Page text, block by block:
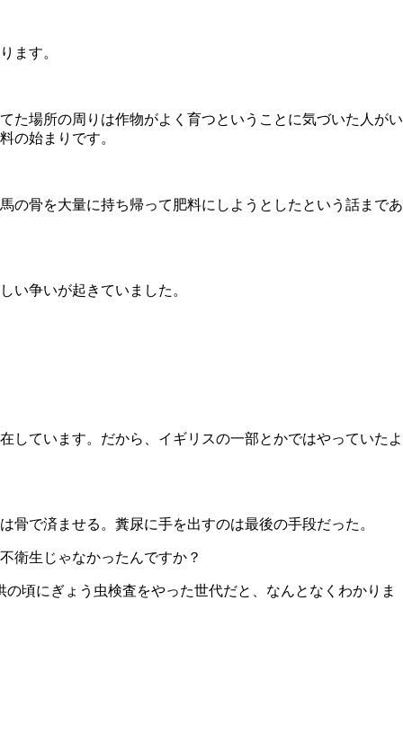
ます。
場所の周りは作物がよく育つということに気づいた人がい
の始まりです。
骨を大量に持ち帰って肥料にしようとしたという話まであ
い争いが起きていました。
ています。だから、イギリスの一部とかではやっていたよ
で済ませる。糞尿に手を出すのは最後の手段だった。
衛生じゃなかったんですか？
頃にぎょう虫検査をやった世代だと、なんとなくわかりま